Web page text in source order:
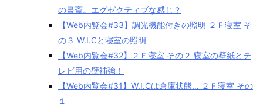
の書斎。エグゼクティブな感じ？
【Web内覧会#33】調光機能付きの照明 ２Ｆ寝室 そ
の３ W.I.Cと寝室の照明
【Web内覧会#32】２Ｆ寝室 その２ 寝室の壁紙とテ
レビ用の壁補強！
【Web内覧会#31】W.I.Cは倉庫状態… ２Ｆ寝室 その
１